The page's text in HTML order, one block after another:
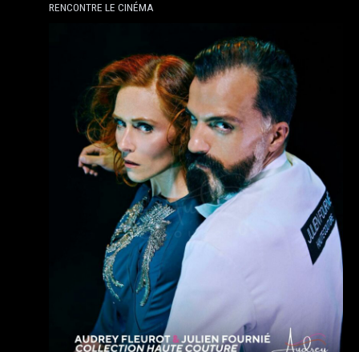
RENCONTRE LE CINÉMA